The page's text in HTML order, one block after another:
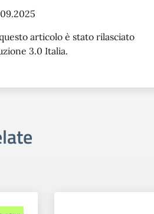
articolo è stato rilasciato
3.0 Italia.